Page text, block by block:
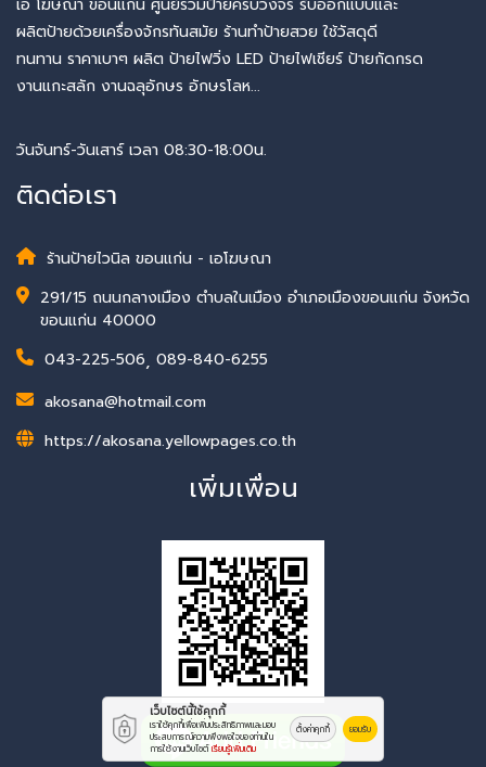
เอ โฆษณา ขอนแก่น ศูนย์รวมป้ายครบวงจร รับออกแบบและ
ผลิตป้ายด้วยเครื่องจักรทันสมัย ร้านทำป้ายสวย ใช้วัสดุดี
ทนทาน ราคาเบาๆ ผลิต ป้ายไฟวิ่ง LED ป้ายไฟเชียร์ ป้ายกัดกรด
งานแกะสลัก งานฉลุอักษร อักษรโลห...
วันจันทร์-วันเสาร์ เวลา 08:30-18:00น.
ติดต่อเรา
ร้านป้ายไวนิล ขอนแก่น - เอโฆษณา
291/15 ถนนกลางเมือง ตำบลในเมือง อำเภอเมืองขอนแก่น จังหวัด
ขอนแก่น 40000
043-225-506, 089-840-6255
akosana@hotmail.com
https://akosana.yellowpages.co.th
เพิ่มเพื่อน
เว็บไซต์นี้ใช้คุกกี้
เราใช้คุกกี้เพื่อเพิ่มประสิทธิภาพและมอบ
ประสบการณ์ความพึงพอใจของท่านใน
การใช้งานเว็บไซต์เรียนรู้เพิ่มเติม
ตั้งค่าคุกกี้ ยอมรับ